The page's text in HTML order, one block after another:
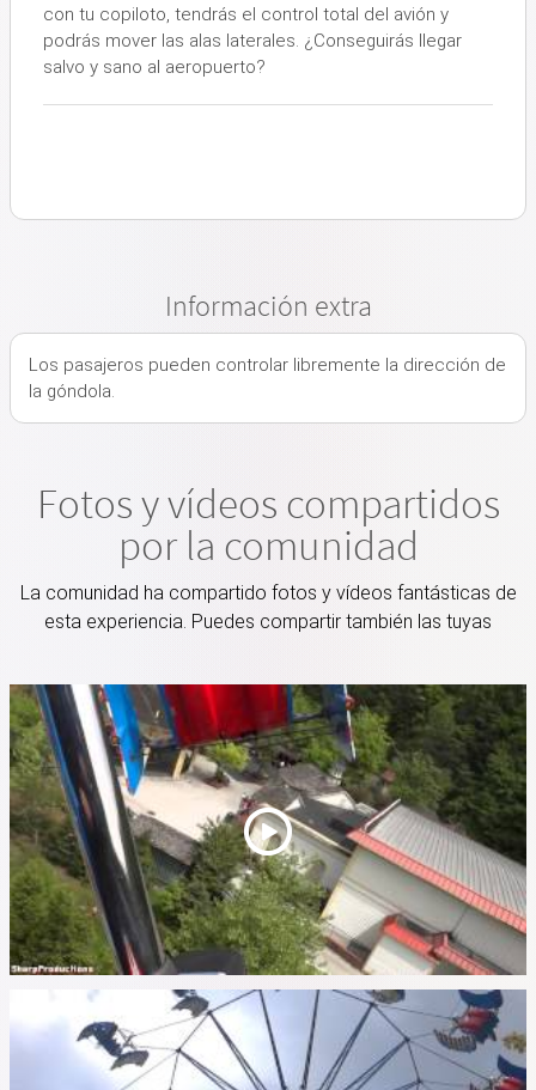
con tu copiloto, tendrás el control total del avión y
podrás mover las alas laterales. ¿Conseguirás llegar
salvo y sano al aeropuerto?
Información extra
Los pasajeros pueden controlar libremente la dirección de
la góndola.
Fotos y vídeos compartidos
por la comunidad
La comunidad ha compartido fotos y vídeos fantásticas de
esta experiencia. Puedes compartir también las tuyas